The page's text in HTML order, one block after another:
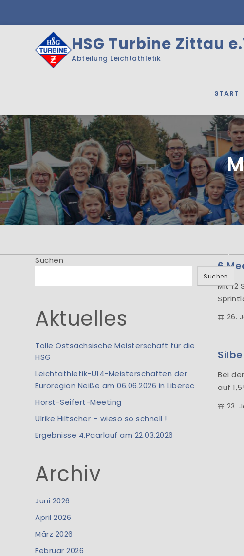
content
HSG Turbine Zittau
Abteilung Leichtathletik
START
der6
Mit 12
26.
Bei
auf
23.
Suchen
Suchen
Aktuelles
Tolle Ostsächsische Meisterschaft für die
HSG
Leichtathletik-U14-Meisterschaften der
Euroregion Neiße am 06.06.2026 in Liberec
Horst-Seifert-Meeting
Ulrike Hiltscher – wieso so schnell !
Ergebnisse 4.Paarlauf am 22.03.2026
Archiv
Juni 2026
April 2026
März 2026
Februar 2026